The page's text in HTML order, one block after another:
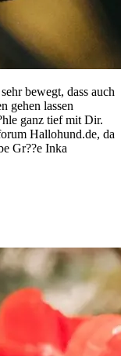
bewegt, dass auch
gehen lassen
ganz tief mit Dir.
Hallohund.de, da
Gr??e Inka